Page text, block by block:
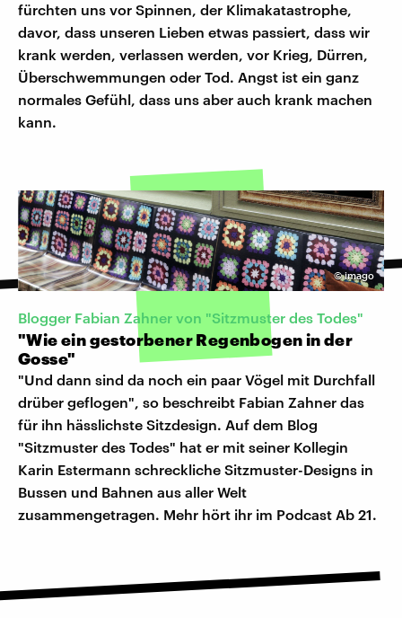
fürchten uns vor Spinnen, der Klimakatastrophe,
davor, dass unseren Lieben etwas passiert, dass wir
krank werden, verlassen werden, vor Krieg, Dürren,
Überschwemmungen oder Tod. Angst ist ein ganz
normales Gefühl, dass uns aber auch krank machen
kann.
©imago
Blogger Fabian Zahner von "Sitzmuster des Todes"
"Wie ein gestorbener Regenbogen in der
Gosse"
"Und dann sind da noch ein paar Vögel mit Durchfall
drüber geflogen", so beschreibt Fabian Zahner das
für ihn hässlichste Sitzdesign. Auf dem Blog
"Sitzmuster des Todes" hat er mit seiner Kollegin
Karin Estermann schreckliche Sitzmuster-Designs in
Bussen und Bahnen aus aller Welt
zusammengetragen. Mehr hört ihr im Podcast Ab 21.